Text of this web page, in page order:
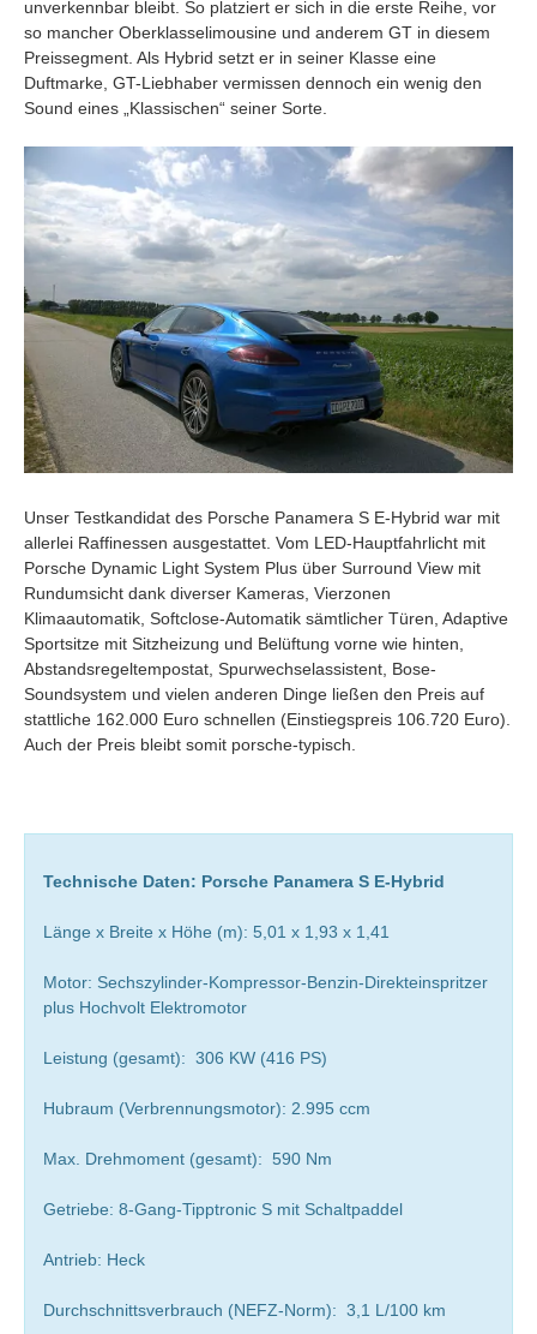
unverkennbar bleibt. So platziert er sich in die erste Reihe, vor
so mancher Oberklasselimousine und anderem GT in diesem
Preissegment. Als Hybrid setzt er in seiner Klasse eine
Duftmarke, GT-Liebhaber vermissen dennoch ein wenig den
Sound eines „Klassischen“ seiner Sorte.
Unser Testkandidat des Porsche Panamera S E-Hybrid war mit
allerlei Raffinessen ausgestattet. Vom LED-Hauptfahrlicht mit
Porsche Dynamic Light System Plus über Surround View mit
Rundumsicht dank diverser Kameras, Vierzonen
Klimaautomatik, Softclose-Automatik sämtlicher Türen, Adaptive
Sportsitze mit Sitzheizung und Belüftung vorne wie hinten,
Abstandsregeltempostat, Spurwechselassistent, Bose-
Soundsystem und vielen anderen Dinge ließen den Preis auf
stattliche 162.000 Euro schnellen (Einstiegspreis 106.720 Euro).
Auch der Preis bleibt somit porsche-typisch.
Technische Daten: Porsche Panamera S E-Hybrid
Länge x Breite x Höhe (m): 5,01 x 1,93 x 1,41
Motor: Sechszylinder-Kompressor-Benzin-Direkteinspritzer
plus Hochvolt Elektromotor
Leistung (gesamt): 306 KW (416 PS)
Hubraum (Verbrennungsmotor): 2.995 ccm
Max. Drehmoment (gesamt): 590 Nm
Getriebe: 8-Gang-Tipptronic S mit Schaltpaddel
Antrieb: Heck
Durchschnittsverbrauch (NEFZ-Norm): 3,1 L/100 km